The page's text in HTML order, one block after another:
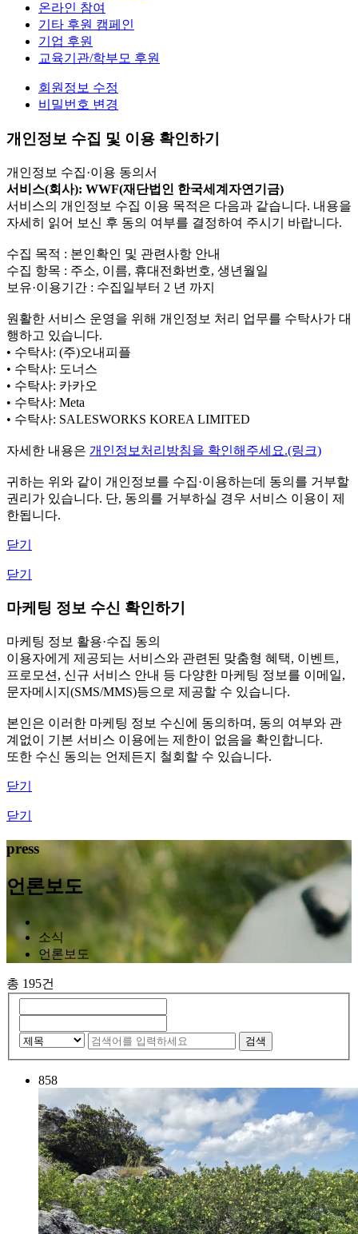
온라인 참여
기타 후원 캠페인
기업 후원
교육기관/학부모 후원
회원정보 수정
비밀번호 변경
개인정보 수집 및 이용 확인하기
개인정보 수집·이용 동의서
서비스(회사): WWF(재단법인 한국세계자연기금)
서비스의 개인정보 수집 이용 목적은 다음과 같습니다. 내용을
자세히 읽어 보신 후 동의 여부를 결정하여 주시기 바랍니다.
수집 목적 : 본인확인 및 관련사항 안내
수집 항목 : 주소, 이름, 휴대전화번호, 생년월일
보유·이용기간 : 수집일부터 2 년 까지
원활한 서비스 운영을 위해 개인정보 처리 업무를 수탁사가 대
행하고 있습니다.
• 수탁사: (주)오내피플
• 수탁사: 도너스
• 수탁사: 카카오
• 수탁사: Meta
• 수탁사: SALESWORKS KOREA LIMITED
자세한 내용은 개인정보처리방침을 확인해주세요.(링크)
귀하는 위와 같이 개인정보를 수집·이용하는데 동의를 거부할
권리가 있습니다. 단, 동의를 거부하실 경우 서비스 이용이 제
한됩니다.
닫기
닫기
마케팅 정보 수신 확인하기
마케팅 정보 활용·수집 동의
이용자에게 제공되는 서비스와 관련된 맞춤형 혜택, 이벤트,
프로모션, 신규 서비스 안내 등 다양한 마케팅 정보를 이메일,
문자메시지(SMS/MMS)등으로 제공할 수 있습니다.
본인은 이러한 마케팅 정보 수신에 동의하며, 동의 여부와 관
계없이 기본 서비스 이용에는 제한이 없음을 확인합니다.
또한 수신 동의는 언제든지 철회할 수 있습니다.
닫기
닫기
press
언론보도
소식
언론보도
총 195건
검색
858